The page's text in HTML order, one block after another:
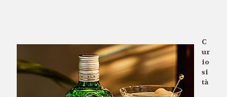
C
ur
io
si
tà